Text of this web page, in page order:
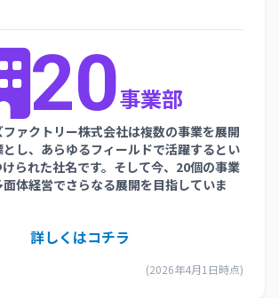
20事業部
ァクトリー株式会社は複数の事業を展開
し、あらゆるフィールドで活躍するとい
られた社名です。そして今、20個の事業
体経営でさらなる展開を目指していま
詳しくはコチラ
(2026年4月1日時点)